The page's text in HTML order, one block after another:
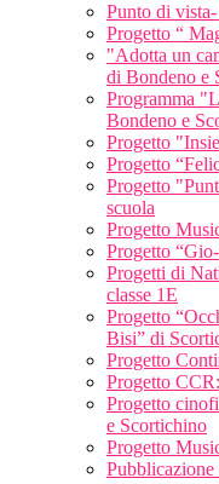
Punto di
Progetto “
"Adotta un
di Bondeno e
Programma
Bondeno e
Progetto
Progetto
Progetto
scuola
Progetto
Progetto
Progetti di
classe 1E
Progetto
Bisi” di
Progetto
Progetto
Progetto
e Scortichino
Progetto